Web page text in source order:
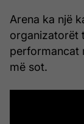
Arena ka një
organizatorët
performancat
më sot.